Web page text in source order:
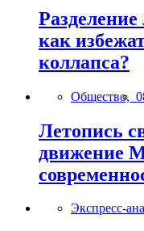
как
коллапса?
Общество,
Летопись
движение
Экспресс-